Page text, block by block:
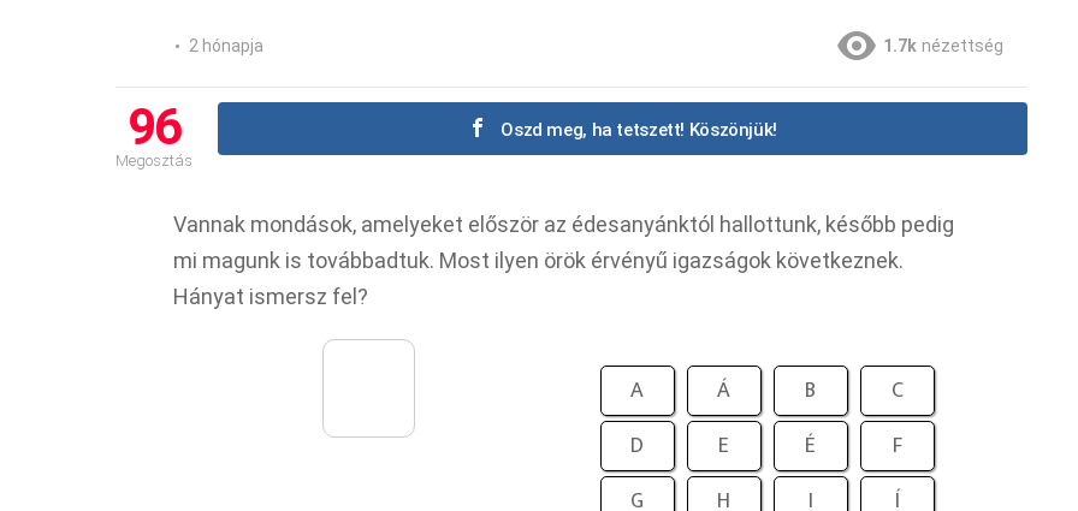
2 hónapja 1.7k nézettség
96
Megosztás
Oszd meg, ha tetszett! Köszönjük!
Vannak mondások, amelyeket először az édesanyánktól hallottunk, később pedig
mi magunk is továbbadtuk. Most ilyen örök érvényű igazságok következnek.
Hányat ismersz fel?
A Á B
C
D
E É
F
G
H I
Í